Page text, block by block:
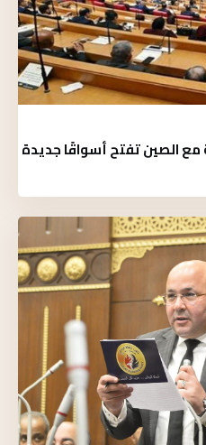
مع الصين تفتح أسواقًا جديدة